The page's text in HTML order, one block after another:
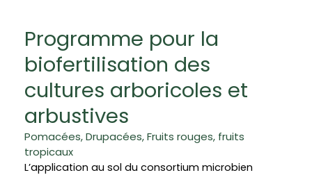
Programme pour la
biofertilisation des
cultures arboricoles et
arbustives
Pomacées, Drupacées, Fruits rouges, fruits
tropicaux
L’application au sol du consortium microbien